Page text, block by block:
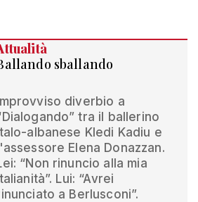
sballando
Improvviso diverbio a
tra il ballerino
albanese Kledi Kadiu e
l'assessore Elena Donazzan.
“Non rinuncio alla mia
Lui: “Avrei
a Berlusconi”.